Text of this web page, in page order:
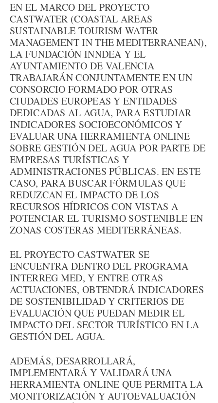
EN EL MARCO DEL PROYECTO
CASTWATER (COASTAL AREAS
SUSTAINABLE TOURISM WATER
MANAGEMENT IN THE MEDITERRANEAN),
LA FUNDACIÓN INNDEA Y EL
AYUNTAMIENTO DE VALENCIA
TRABAJARÁN CONJUNTAMENTE EN UN
CONSORCIO FORMADO POR OTRAS
CIUDADES EUROPEAS Y ENTIDADES
DEDICADAS AL AGUA, PARA ESTUDIAR
INDICADORES SOCIOECONÓMICOS Y
EVALUAR UNA HERRAMIENTA ONLINE
SOBRE GESTIÓN DEL AGUA POR PARTE DE
EMPRESAS TURÍSTICAS Y
ADMINISTRACIONES PÚBLICAS. EN ESTE
CASO, PARA BUSCAR FÓRMULAS QUE
REDUZCAN EL IMPACTO DE LOS
RECURSOS HÍDRICOS CON VISTAS A
POTENCIAR EL TURISMO SOSTENIBLE EN
ZONAS COSTERAS MEDITERRÁNEAS.
EL PROYECTO CASTWATER SE
ENCUENTRA DENTRO DEL PROGRAMA
INTERREG MED, Y ENTRE OTRAS
ACTUACIONES, OBTENDRÁ INDICADORES
DE SOSTENIBILIDAD Y CRITERIOS DE
EVALUACIÓN QUE PUEDAN MEDIR EL
IMPACTO DEL SECTOR TURÍSTICO EN LA
GESTIÓN DEL AGUA.
ADEMÁS, DESARROLLARÁ,
IMPLEMENTARÁ Y VALIDARÁ UNA
HERRAMIENTA ONLINE QUE PERMITA LA
MONITORIZACIÓN Y AUTOEVALUACIÓN